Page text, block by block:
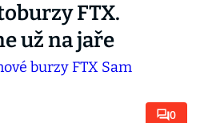
FTX.
už na jaře
0